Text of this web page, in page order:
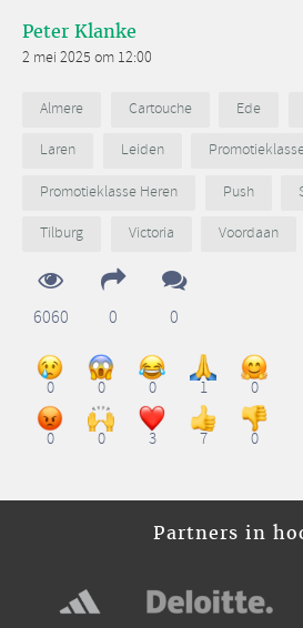
Peter Klanke
2 mei 2025 om 12:00
Almere Cartouche Ede
Laren
Leiden
Promotieklasse Heren
Push
Tilburg
Victoria Voordaan
6060 0 0
0 0 0 1 0
0 0 3 7 0
Partners in